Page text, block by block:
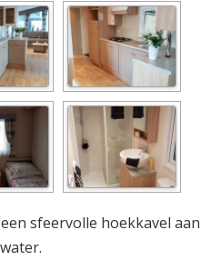
sfeervolle hoekkavel aan